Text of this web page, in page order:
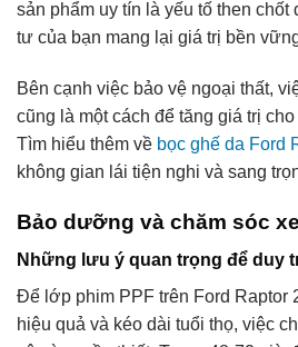
sản phẩm uy tín là yếu tố then chốt
tư của bạn mang lại giá trị bền
Bên cạnh việc bảo vệ ngoại thất,
cũng là một cách để tăng giá trị
Tìm hiểu thêm về bọc ghế da Ford
không gian lái tiện nghi và sang
Bảo dưỡng và chăm sóc
Những lưu ý quan trọng để duy
Để lớp phim PPF trên Ford Raptor
hiệu quả và kéo dài tuổi thọ, việc